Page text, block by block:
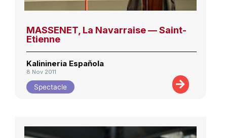
MASSENET, La Navarraise — Saint-
Etienne
Kalinineria Espaňola
8 Nov 2011
Spectacle